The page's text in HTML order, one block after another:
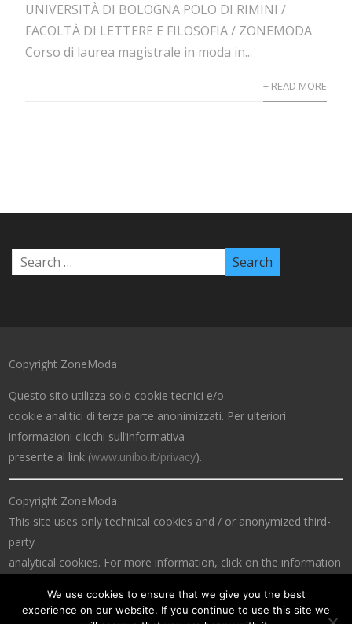
UNIVERSITÀ DI BOLOGNA POLO DI RIMINI /
FACOLTÀ DI LETTERE E FILOSOFIA / ZONEMODA
Corso di laurea magistrale in moda in...
+ READ MORE
Copyright ZoneModa
Questo sito utilizza solo cookie tecnici e/o
cookie analitici di terza parte anonimizzati. Per ulteriori
informazioni clicchi sull’informativa
presente al link (www.unibo.it/privacy).
Copyright ZoneModa
This site uses only technical cookies and / or anonymized third-
party
analytical cookies. For more information, click on the information
We use cookies to ensure that we give you the best
experience on our website. If you continue to use this site we